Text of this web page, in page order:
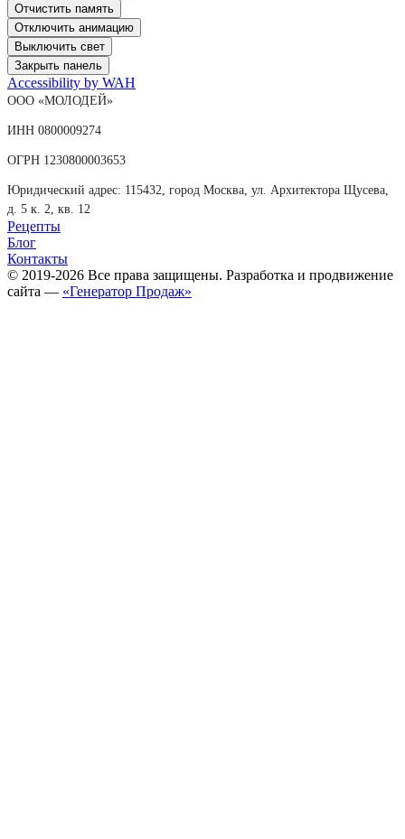
Отчистить память
Отключить анимацию
Выключить свет
Закрыть панель
Accessibility by WAH
ООО «МОЛОДЕЙ»
ИНН 0800009274
ОГРН 1230800003653
Юридический адрес: 115432, город Москва, ул. Архитектора Щусева,
д. 5 к. 2, кв. 12
Рецепты
Блог
Контакты
© 2019-2026 Все права защищены. Разработка и продвижение
сайта — «Генератор Продаж»